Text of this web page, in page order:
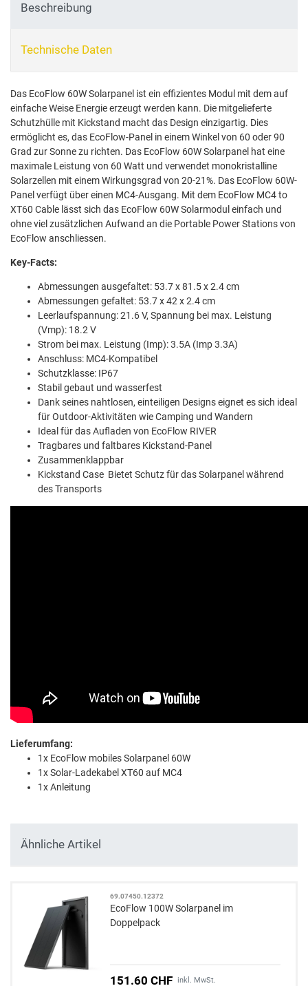
Beschreibung
Technische Daten
Das EcoFlow 60W Solarpanel ist ein effizientes Modul mit dem auf
einfache Weise Energie erzeugt werden kann. Die mitgelieferte
Schutzhülle mit Kickstand macht das Design einzigartig. Dies
ermöglicht es, das EcoFlow-Panel in einem Winkel von 60 oder 90
Grad zur Sonne zu richten. Das EcoFlow 60W Solarpanel hat eine
maximale Leistung von 60 Watt und verwendet monokristalline
Solarzellen mit einem Wirkungsgrad von 20-21%. Das EcoFlow 60W-
Panel verfügt über einen MC4-Ausgang. Mit dem EcoFlow MC4 to
XT60 Cable lässt sich das EcoFlow 60W Solarmodul einfach und
ohne viel zusätzlichen Aufwand an die Portable Power Stations von
EcoFlow anschliessen.
Key-Facts:
Abmessungen ausgefaltet: 53.7 x 81.5 x 2.4 cm
Abmessungen gefaltet: 53.7 x 42 x 2.4 cm
Leerlaufspannung: 21.6 V, Spannung bei max. Leistung
(Vmp): 18.2 V
Strom bei max. Leistung (Imp): 3.5A (Imp 3.3A)
Anschluss: MC4-Kompatibel
Schutzklasse: IP67
Stabil gebaut und wasserfest
Dank seines nahtlosen, einteiligen Designs eignet es sich ideal
für Outdoor-Aktivitäten wie Camping und Wandern
Ideal für das Aufladen von EcoFlow RIVER
Tragbares und faltbares Kickstand-Panel
Zusammenklappbar
Kickstand Case Bietet Schutz für das Solarpanel während
des Transports
Lieferumfang:
1x EcoFlow mobiles Solarpanel 60W
1x Solar-Ladekabel XT60 auf MC4
1x Anleitung
Ähnliche Artikel
69.07450.12372
EcoFlow 100W Solarpanel im
Doppelpack
151.60 CHF inkl. MwSt.